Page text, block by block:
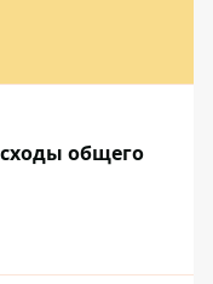
общего